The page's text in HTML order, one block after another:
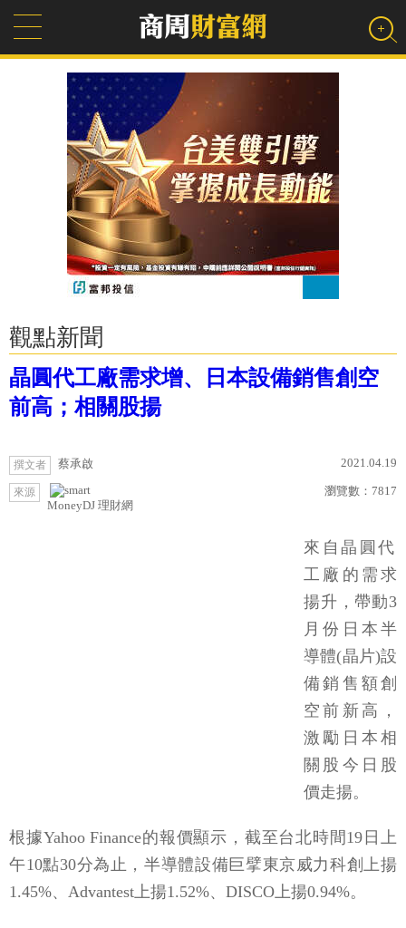
觀點新聞
晶圓代工廠需求增、日本設備銷售創空
前高；相關股揚
撰文者 蔡承啟 2021.04.19
來源
MoneyDJ 理財網
瀏覽數： 7817
來自晶圓代
工廠的需求
揚升，帶動3
月份日本半
導體(晶片)設
備銷售額創
空前新高，
激勵日本相
關股今日股
價走揚。
根據Yahoo Finance的報價顯示，截至台北時間19日上
午10點30分為止，半導體設備巨擘東京威力科創上揚
1.45%、Advantest上揚1.52%、DISCO上揚0.94%。